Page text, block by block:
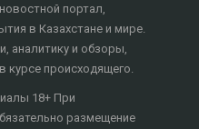
портал,
в Казахстане и мире.
аналитику и обзоры,
курсе происходящего.
18+ При
размещение